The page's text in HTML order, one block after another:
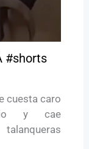
#shorts
cuesta caro
y cae